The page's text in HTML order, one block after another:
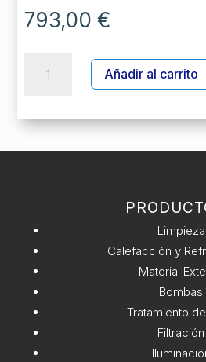
793,00€
ELECTROLISIS
GENSALT
cantidad
Añadir al carrito
Limpieza
Calefacción y
Material
Bombas
Tratamiento
Filtración